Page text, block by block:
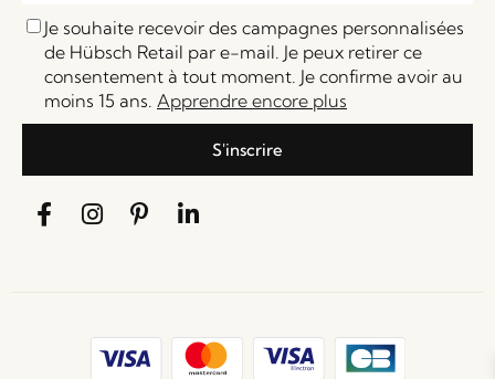
Je souhaite recevoir des campagnes personnalisées
de Hübsch Retail par e-mail. Je peux retirer ce
consentement à tout moment. Je confirme avoir au
moins 15 ans. Apprendre encore plus
S'inscrire